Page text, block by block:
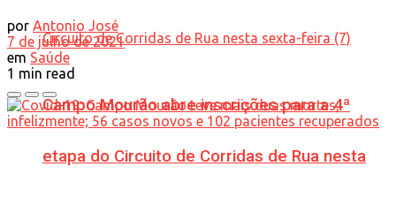
Campo Mourão abre inscrições para a 4ª
etapa do Circuito de Corridas de Rua nesta
por Antonio José
7 de julho de 2021
em Saúde
1 min read